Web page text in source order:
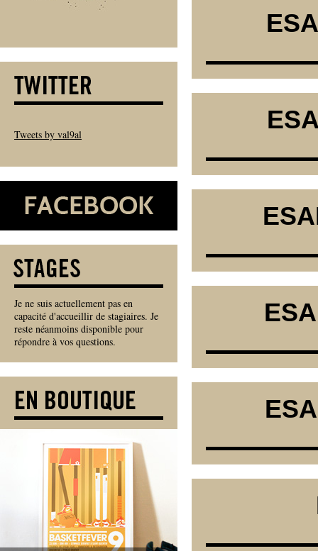
Tweets by val9al
Je ne suis actuellement pas en
capacité d'accueillir de stagiaires. Je
reste néanmoins disponible pour
répondre à vos questions.